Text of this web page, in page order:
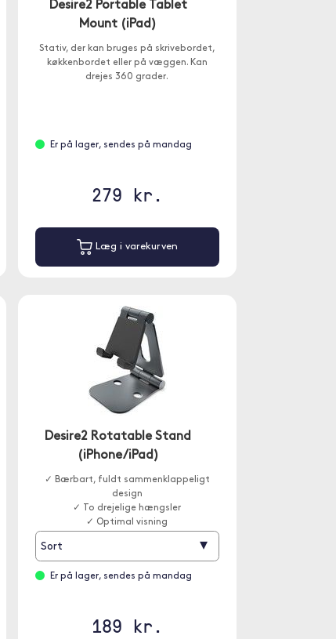
Desire2 Portable Tablet
Mount (iPad)
Stativ, der kan bruges på skrivebordet,
køkkenbordet eller på væggen. Kan
drejes 360 grader.
Er på lager, sendes på mandag
279 kr.
Læg i varekurven
Desire2 Rotatable Stand
(iPhone/iPad)
✓ Bærbart, fuldt sammenklappeligt
design
✓ To drejelige hængsler
✓ Optimal visning
Sort ▾
Er på lager, sendes på mandag
189 kr.